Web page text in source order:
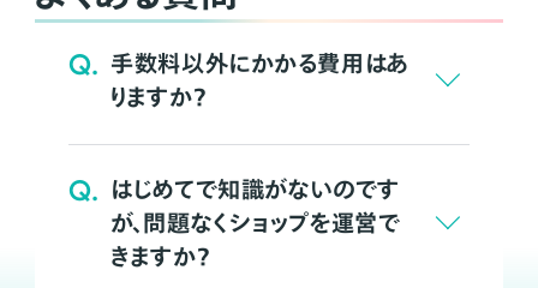
Q. 手数料以外にかかる費用はあ
りますか？
Q. はじめてで知識がないのです
が、問題なくショップを運営で
きますか？